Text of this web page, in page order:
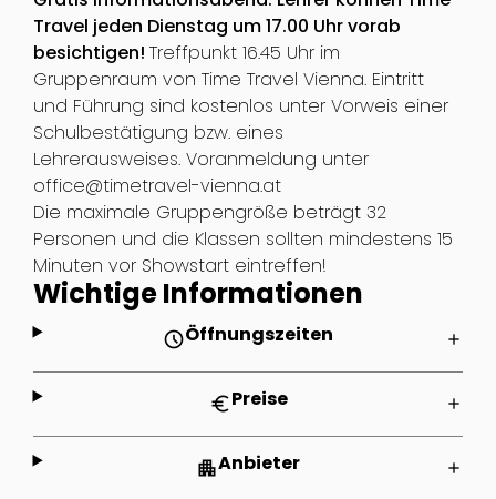
Travel jeden Dienstag um 17.00 Uhr vorab
besichtigen! Treffpunkt 16.45 Uhr im
Gruppenraum von Time Travel Vienna. Eintritt
und Führung sind kostenlos unter Vorweis einer
Schulbestätigung bzw. eines
Lehrerausweises. Voranmeldung unter
office@timetravel-vienna.at
Die maximale Gruppengröße beträgt 32
Personen und die Klassen sollten mindestens 15
Minuten vor Showstart eintreffen!
Wichtige Informationen
scheduleÖffnungszeiten add
euroPreise add
apartmentAnbieter add